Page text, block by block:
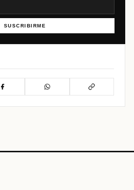
SUSCRIBIRME